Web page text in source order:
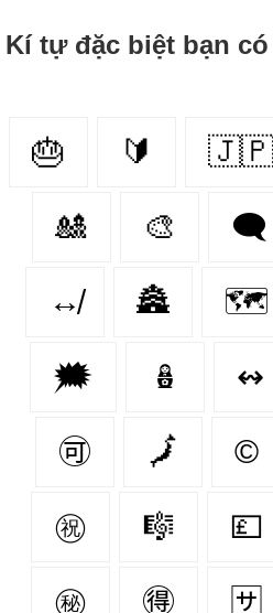
Kí tự đặc biệt bạn
🎂 🔰 🇯🇵
🎎 🎨 🗨
↮ 🏯 🗺️
🗯 🪆 ↭
🉑 🗾 ©
㊗ 🎼 💷
㊙ 🉐 🈂